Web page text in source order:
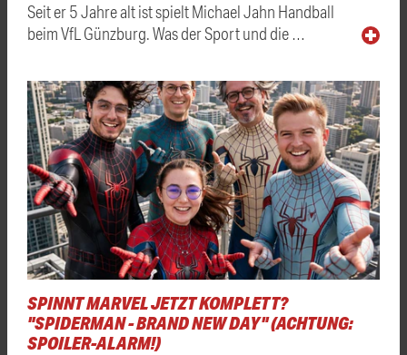
Seit er 5 Jahre alt ist spielt Michael Jahn Handball
beim VfL Günzburg. Was der Sport und die …
SPINNT MARVEL JETZT KOMPLETT?
"SPIDERMAN - BRAND NEW DAY" (ACHTUNG:
SPOILER-ALARM!)